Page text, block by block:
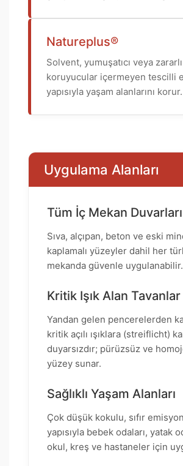
Natureplus®
Solvent, yumuşatıcı veya zararlı
koruyucular içermeyen tescilli
yapısıyla yaşam alanlarını korur.
Uygulama Alanları
Tüm İç Mekan Duvarları
Sıva, alçıpan, beton ve eski
kaplamalı yüzeyler dahil her
mekanda güvenle uygulanabilir.
Kritik Işık Alan Tavanlar
Yandan gelen pencerelerden
kritik açılı ışıklara (streiflicht)
duyarsızdır; pürüzsüz ve
yüzey sunar.
Sağlıklı Yaşam Alanları
Çok düşük kokulu, sıfır
yapısıyla bebek odaları, yatak
okul, kreş ve hastaneler için